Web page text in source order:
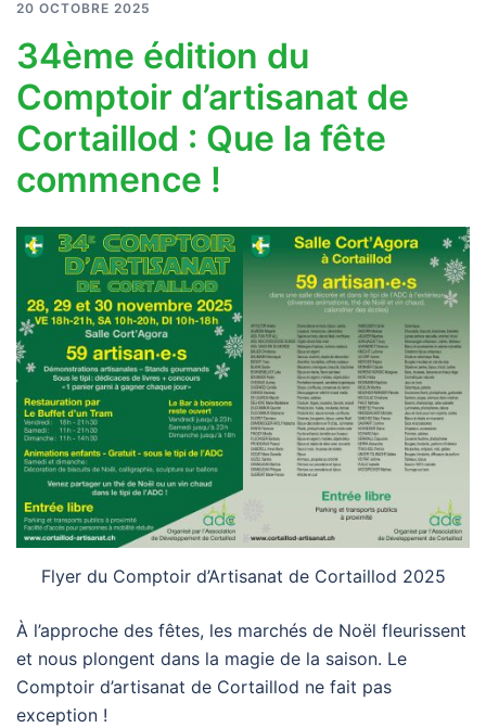
20 OCTOBRE 2025
34ème édition du
Comptoir d’artisanat de
Cortaillod : Que la fête
commence !
Flyer du Comptoir d’Artisanat de Cortaillod 2025
À l’approche des fêtes, les marchés de Noël fleurissent
et nous plongent dans la magie de la saison. Le
Comptoir d’artisanat de Cortaillod ne fait pas
exception !